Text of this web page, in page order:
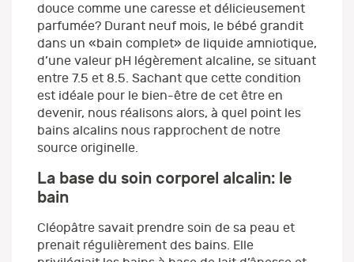
douce comme une caresse et délicieusement
parfumée? Durant neuf mois, le bébé grandit
dans un «bain complet» de liquide amniotique,
d’une valeur pH légèrement alcaline, se situant
entre 7.5 et 8.5. Sachant que cette condition
est idéale pour le bien-être de cet être en
devenir, nous réalisons alors, à quel point les
bains alcalins nous rapprochent de notre
source originelle.
La base du soin corporel alcalin: le
bain
Cléopâtre savait prendre soin de sa peau et
prenait régulièrement des bains. Elle